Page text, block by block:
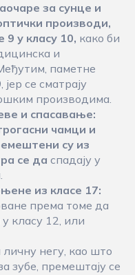
за сунце и
производи,
9 у класу 10, како би
и
паметне
се сматрају
производима.
и спасавање:
чамци и
су из
се да спадају у
из класе 17:
према томе да
класу 12, или
негу, као што
зубе, премештају се